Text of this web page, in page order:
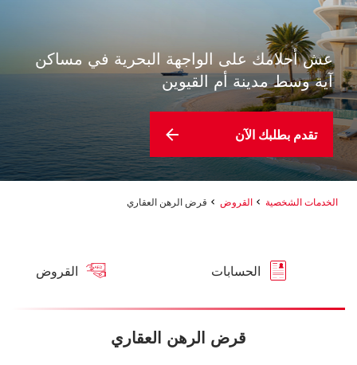
البحث السريع
عش أحلامك على الواجهة البحرية في مساكن
آية وسط مدينة أم القيوين
تقدم بطلبك الآن
الخدمات الشخصية القروض قرض الرهن العقاري
الحسابات القروض
قرض الرهن العقاري